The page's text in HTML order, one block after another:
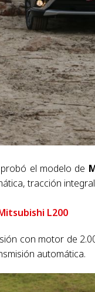
el modelo de
tracción
L200
con motor de
automática.